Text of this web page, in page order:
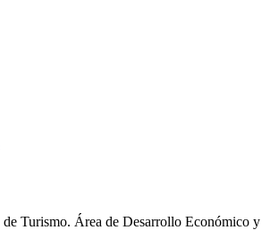
de Turismo. Área de Desarrollo Económico y